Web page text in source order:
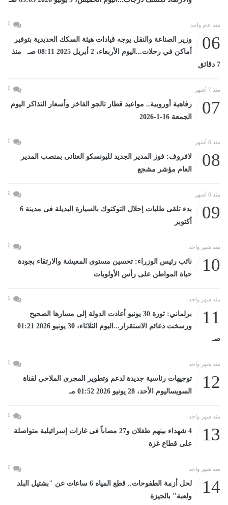
منذ عام واحد 0
06
وزير الصناعة والنقل يوجه قيادات هيئة السكك الحديدية بتوفير
أماكن في رحلات...اليوم الأربعاء، 2 أبريل 2025 08:11 صـ منذ
7 دقائق
منذ 7 أشهر 0
07
رفاهية أوروبية.. مواعيد قطار تالجو الفاخر وأسعار التذاكر اليوم
الجمعة 16-1-2026
منذ 8 أشهر 0
08
لافروف: فوز المدير الجديد لليونسكو العنانى بمنصب المدير
العام مؤشر مشجع
منذ 8 أشهر 0
09
بدء تلقى طلبات إحلال التوكتوك بالسيارة البديلة فى مدينة 6
أكتوبر
منذ شهر واحد 0
10
نائب رئيس الوزراء: تحسين مستوى المعيشة والارتقاء بجودة
حياة المواطن على رأس الأولويات
منذ شهر واحد 0
11
برلماني: ثورة 30 يونيو أعادت الدولة إلى مسارها الصحيح
ورسخت دعائم الاستقرار...اليوم الثلاثاء، 30 يونيو 2026 01:21
صـ
منذ شهر واحد 0
12
توجيهات رئاسية جديدة لدعم وتطوير المجرى الملاحي لقناة
السويساليوم الأحد، 28 يونيو 2026 01:52 مـ
منذ شهر واحد 0
13
4 شهداء بينهم طفلان و27 مصاباً فى غارات إسرائيلية متواصلة
على قطاع غزة
منذ شهر واحد 0
14
لحل أزمة الطفوحات.. قطع المياه 6 ساعات عن "بشتيل البلد
ولعبة" بالجيزة